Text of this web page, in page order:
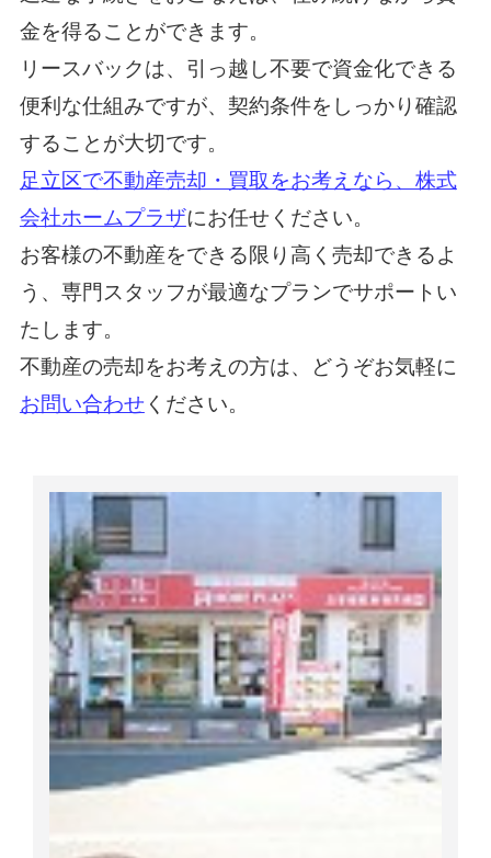
金を得ることができます。
リースバックは、引っ越し不要で資金化できる
便利な仕組みですが、契約条件をしっかり確認
することが大切です。
足立区で不動産売却・買取をお考えなら、株式
会社ホームプラザにお任せください。
お客様の不動産をできる限り高く売却できるよ
う、専門スタッフが最適なプランでサポートい
たします。
不動産の売却をお考えの方は、どうぞお気軽に
お問い合わせ ください。